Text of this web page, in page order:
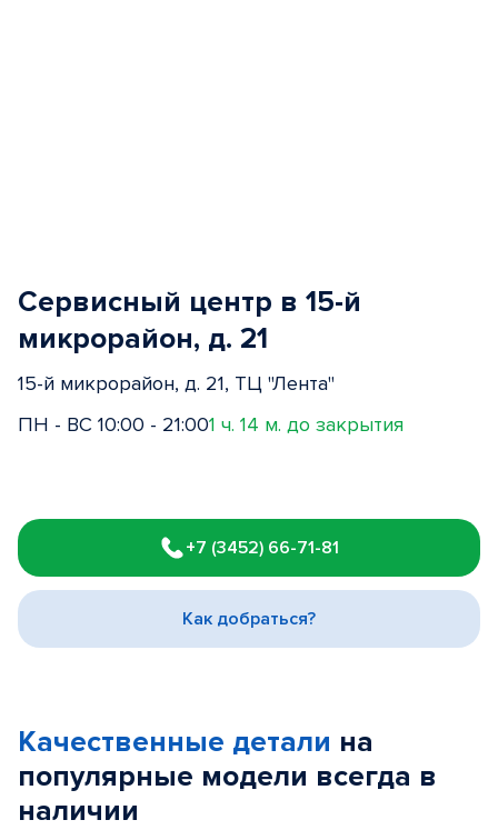
Сервисный центр в 15-й
микрорайон, д. 21
15-й микрорайон, д. 21, ТЦ "Лента"
ПН - ВС 10:00 - 21:001 ч. 14 м. до закрытия
1
of
3
+7 (3452) 66-71-81
Как добраться?
Качественные детали на
популярные модели всегда в
наличии